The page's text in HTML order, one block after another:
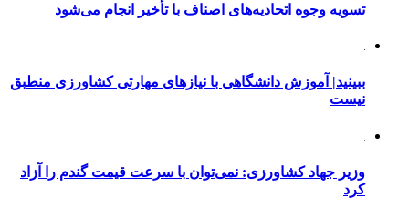
تسویه وجوه اتحادیه‌های اصناف با تأخیر انجام می‌شود
ببینید| آموزش دانشگاهی با نیازهای مهارتی کشاورزی منطبق
نیست
وزیر جهاد کشاورزی: نمی‌توان با سرعت قیمت گندم را آزاد
کرد